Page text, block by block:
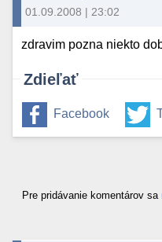
01.09.2008 | 23:02
zdravim pozna niekto
Zdieľať
Facebook
Pre pridávanie komentárov sa